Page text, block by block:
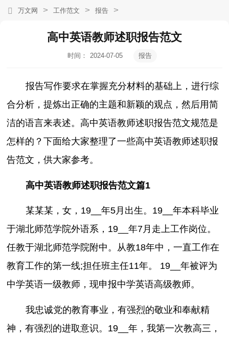
万文网 > 工作范文 > 报告 >
高中英语教师述职报告范文
时间：
2024-07-05
报告
报告写作要求在掌握充分材料的基础上，进行综
合分析，提炼出正确的主题和新颖的观点，然后用简
洁的语言来表述。高中英语教师述职报告范文规范是
怎样的？下面给大家整理了一些高中英语教师述职报
告范文，供大家参考。
高中英语教师述职报告范文篇1
某某某，女，19__年5月出生。19__年本科毕业
于湖北师范学院外语系，19__年7月走上工作岗位。
任教于湖北师范学院附中。从教18年中，一直工作在
教育工作的第一线;担任班主任11年。 19__年被评为
中学英语一级教师，现申报中学英语高级教师。
我忠诚党的教育事业，有强烈的敬业和奉献精
神，有强烈的进取意识。19__年，我第一次教高三，